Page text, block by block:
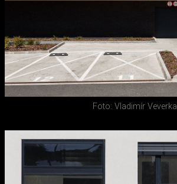
Foto: Vladimír Veverka